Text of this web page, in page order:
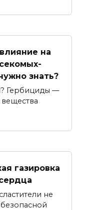
на
знать?
Гербициды —
газировка
не